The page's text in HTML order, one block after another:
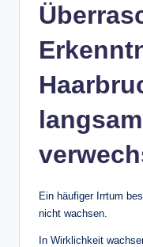
Ein häufiger Irrtum
nicht wachsen.
In Wirklichkeit